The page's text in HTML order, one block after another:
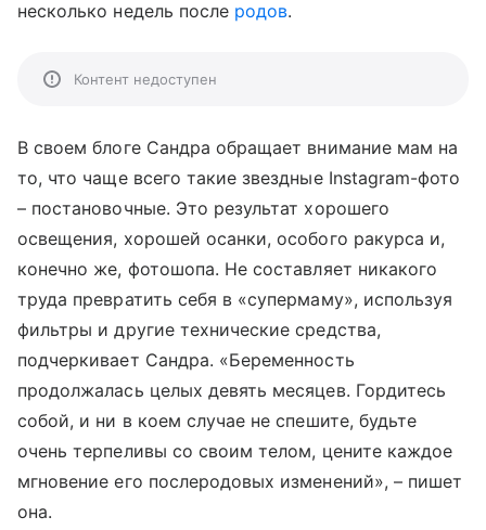
несколько недель после родов.
Контент недоступен
В своем блоге Сандра обращает внимание мам на
то, что чаще всего такие звездные Instagram-фото
– постановочные. Это результат хорошего
освещения, хорошей осанки, особого ракурса и,
конечно же, фотошопа. Не составляет никакого
труда превратить себя в «супермаму», используя
фильтры и другие технические средства,
подчеркивает Сандра. «Беременность
продолжалась целых девять месяцев. Гордитесь
собой, и ни в коем случае не спешите, будьте
очень терпеливы со своим телом, цените каждое
мгновение его послеродовых изменений», – пишет
она.